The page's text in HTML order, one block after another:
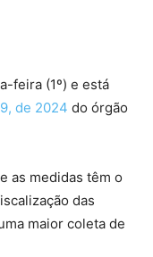
feira (1º) e está
de 2024 do órgão
as medidas têm o
das
maior coleta de